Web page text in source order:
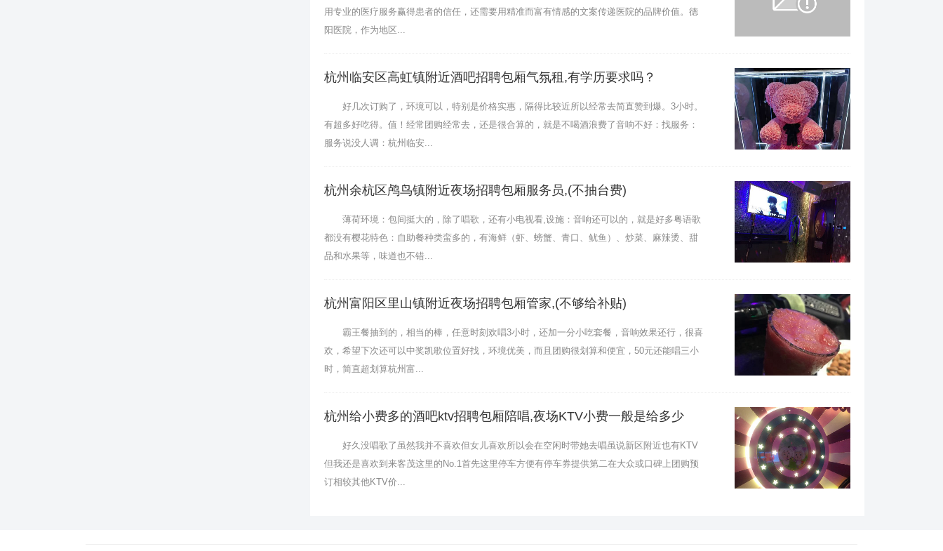
用专业的医疗服务赢得患者的信任，还需要用精准而富有情感的文案传递医院的品牌价值。德
阳医院，作为地区...
杭州临安区高虹镇附近酒吧招聘包厢气氛租,有学历要求吗？
好几次订购了，环境可以，特别是价格实惠，隔得比较近所以经常去简直赞到爆。3小时。
有超多好吃得。值！经常团购经常去，还是很合算的，就是不喝酒浪费了音响不好：找服务：
服务说没人调：杭州临安...
杭州余杭区鸬鸟镇附近夜场招聘包厢服务员,(不抽台费)
薄荷环境：包间挺大的，除了唱歌，还有小电视看,设施：音响还可以的，就是好多粤语歌
都没有樱花特色：自助餐种类蛮多的，有海鲜（虾、螃蟹、青口、鱿鱼）、炒菜、麻辣烫、甜
品和水果等，味道也不错...
杭州富阳区里山镇附近夜场招聘包厢管家,(不够给补贴)
霸王餐抽到的，相当的棒，任意时刻欢唱3小时，还加一分小吃套餐，音响效果还行，很喜
欢，希望下次还可以中奖凯歌位置好找，环境优美，而且团购很划算和便宜，50元还能唱三小
时，简直超划算杭州富...
杭州给小费多的酒吧ktv招聘包厢陪唱,夜场KTV小费一般是给多少
好久没唱歌了虽然我并不喜欢但女儿喜欢所以会在空闲时带她去唱虽说新区附近也有KTV
但我还是喜欢到来客茂这里的No.1首先这里停车方便有停车券提供第二在大众或口碑上团购预
订相较其他KTV价...